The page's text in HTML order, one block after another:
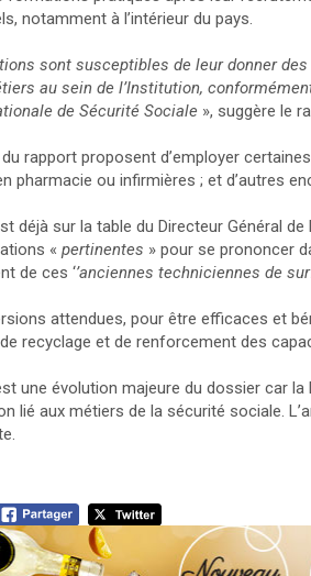
notamment à l’intérieur du pays.
sont susceptibles de leur donner
au sein de l’Institution,
de Sécurité Sociale », suggère le
rapport proposent d’employer
pharmacie ou infirmières ; et d’autres
déjà sur la table du Directeur Général
« pertinentes » pour se prononcer
de ces ‘’anciennes techniciennes de
attendues, pour être efficaces et
recyclage et de renforcement des
une évolution majeure du dossier car
lié aux métiers de la sécurité sociale.